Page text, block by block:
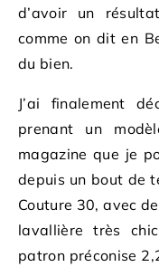
d’avoir un
comme on dit en
du bien.
J’ai finalement
prenant un
magazine que je
depuis un bout de
Couture 30, avec
lavallière très
patron préconise